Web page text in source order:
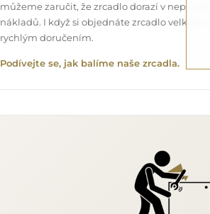
můžeme zaručit, že zrcadlo dorazí v
nákladů. I když si objednáte zrcadlo velkých
rychlým doručením.
Podívejte se, jak balíme naše zrcadla.